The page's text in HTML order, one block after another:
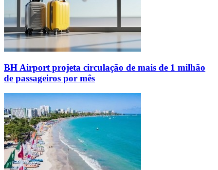
BH Airport projeta circulação de mais de 1 milhão
de passageiros por mês